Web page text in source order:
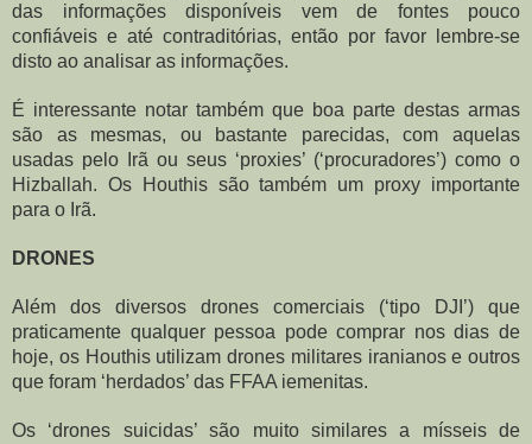
das informações disponíveis vem de fontes pouco
confiáveis e até contraditórias, então por favor lembre-se
disto ao analisar as informações.
É interessante notar também que boa parte destas armas
são as mesmas, ou bastante parecidas, com aquelas
usadas pelo Irã ou seus ‘proxies’ (‘procuradores’) como o
Hizballah. Os Houthis são também um proxy importante
para o Irã.
DRONES
Além dos diversos drones comerciais (‘tipo DJI’) que
praticamente qualquer pessoa pode comprar nos dias de
hoje, os Houthis utilizam drones militares iranianos e outros
que foram ‘herdados’ das FFAA iemenitas.
Os ‘drones suicidas’ são muito similares a mísseis de